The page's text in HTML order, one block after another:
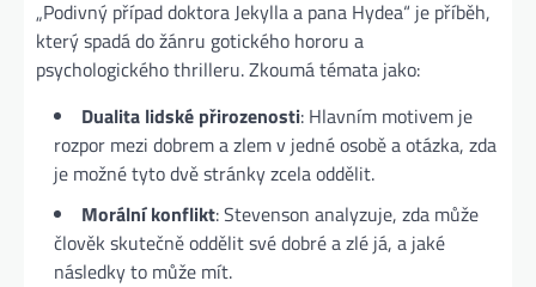
„Podivný případ doktora Jekylla a pana Hydea“ je příběh,
který spadá do žánru gotického hororu a
psychologického thrilleru. Zkoumá témata jako:
Dualita lidské přirozenosti: Hlavním motivem je
rozpor mezi dobrem a zlem v jedné osobě a otázka, zda
je možné tyto dvě stránky zcela oddělit.
Morální konflikt: Stevenson analyzuje, zda může
člověk skutečně oddělit své dobré a zlé já, a jaké
následky to může mít.